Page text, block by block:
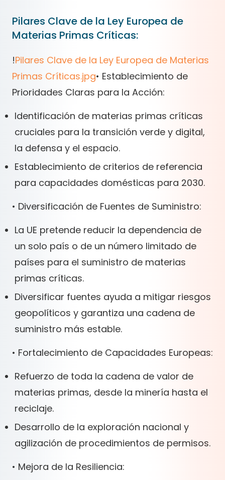
Pilares Clave de la Ley Europea de
Materias Primas Críticas:
!Pilares Clave de la Ley Europea de Materias
Primas Críticas.jpg• Establecimiento de
Prioridades Claras para la Acción:
Identificación de materias primas críticas
cruciales para la transición verde y digital,
la defensa y el espacio.
Establecimiento de criterios de referencia
para capacidades domésticas para 2030.
• Diversificación de Fuentes de Suministro:
La UE pretende reducir la dependencia de
un solo país o de un número limitado de
países para el suministro de materias
primas críticas.
Diversificar fuentes ayuda a mitigar riesgos
geopolíticos y garantiza una cadena de
suministro más estable.
• Fortalecimiento de Capacidades Europeas:
Refuerzo de toda la cadena de valor de
materias primas, desde la minería hasta el
reciclaje.
Desarrollo de la exploración nacional y
agilización de procedimientos de permisos.
• Mejora de la Resiliencia: